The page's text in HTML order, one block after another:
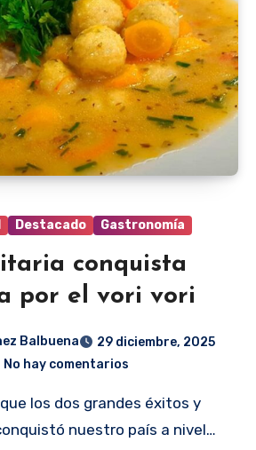
Destacado Gastronomía
conquista
por el vori vori
Balbuena
29 diciembre, 2025
No hay comentarios
nuestro país a nivel…